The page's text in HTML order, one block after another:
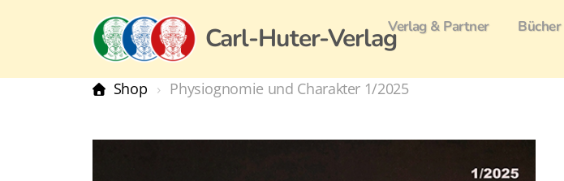
Carl-Huter-VerlagVerlag & Partner Bücher
Shop Physiognomie und Charakter 1/2025